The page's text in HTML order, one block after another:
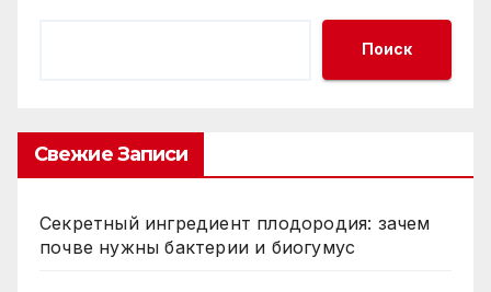
Поиск
Свежие Записи
Секретный ингредиент плодородия: зачем
почве нужны бактерии и биогумус